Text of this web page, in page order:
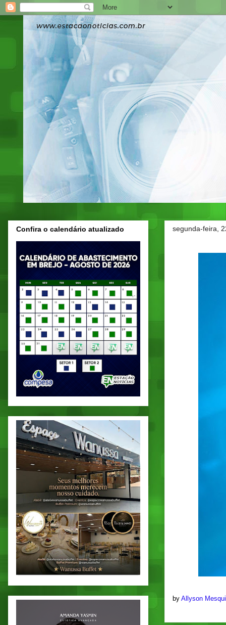
segunda-feira,
by Allyson
Confira o calendário atualizado